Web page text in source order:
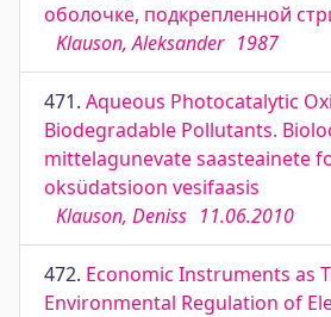
оболочке, подкрепленной
Klauson, Aleksander 1987
471. Aqueous Photocatalytic
Biodegradable Pollutants.
mittelagunevate saasteainete
oksüdatsioon vesifaasis
Klauson, Deniss 11.06.2010
472. Economic Instruments as
Environmental Regulation of